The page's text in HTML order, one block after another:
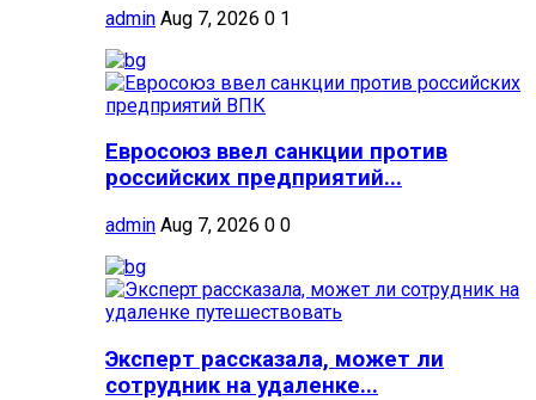
admin Aug 7, 2026 0 1
Евросоюз ввел санкции против
российских предприятий...
admin Aug 7, 2026 0 0
Эксперт рассказала, может ли
сотрудник на удаленке...